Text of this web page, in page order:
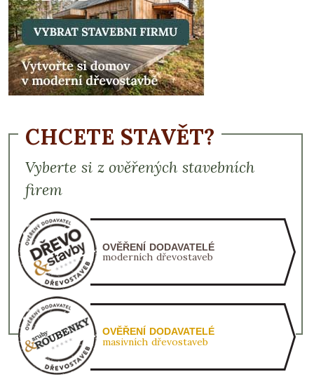
CHCETE STAVĚT?
Vyberte si z ověřených stavebních
firem
OVĚŘENÍ DODAVATELÉ
moderních dřevostaveb
OVĚŘENÍ DODAVATELÉ
masivních dřevostaveb